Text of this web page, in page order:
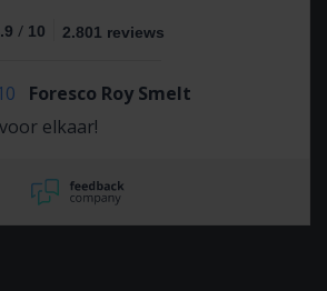
/ 10 2.801 reviews
Foresco Roy Smelt
elkaar!